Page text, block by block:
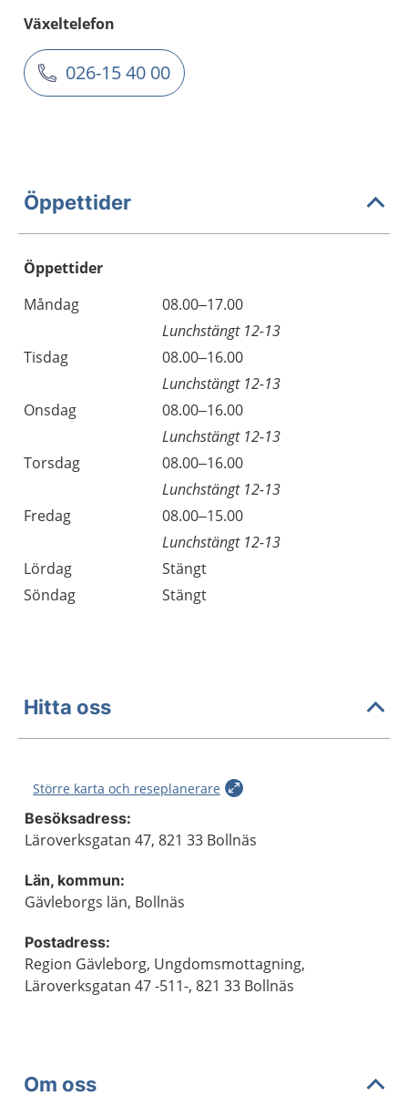
Växeltelefon
026-15 40 00
Öppettider
Öppettider
Dag
Öppettider
Kommentarer
Måndag
08.00–17.00
Lunchstängt 12-13
Tisdag
08.00–16.00
Lunchstängt 12-13
Onsdag
08.00–16.00
Lunchstängt 12-13
Torsdag
08.00–16.00
Lunchstängt 12-13
Fredag
08.00–15.00
Lunchstängt 12-13
Lördag
Stängt
Söndag
Stängt
Hitta oss
Större karta och reseplanerare
Besöksadress:
Läroverksgatan 47, 821 33 Bollnäs
Län, kommun:
Gävleborgs län, Bollnäs
Postadress:
Region Gävleborg, Ungdomsmottagning,
Läroverksgatan 47 -511-, 821 33 Bollnäs
Om oss